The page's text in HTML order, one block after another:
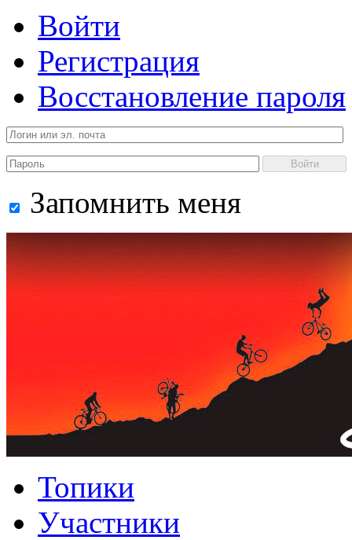
Войти
Регистрация
Восстановление пароля
Войти
Запомнить меня
Топики
Участники